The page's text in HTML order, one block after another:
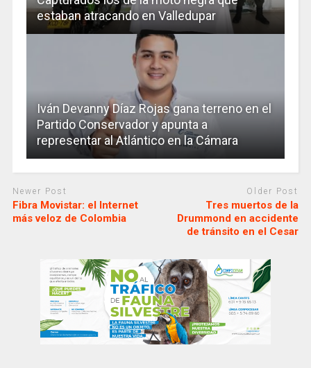
estaban atracando en Valledupar
Iván Devanny Díaz Rojas gana terreno en el
Partido Conservador y apunta a
representar al Atlántico en la Cámara
Newer Post
Fibra Movistar: el Internet
más veloz de Colombia
Older Post
Tres muertos de la
Drummond en accidente
de tránsito en el Cesar